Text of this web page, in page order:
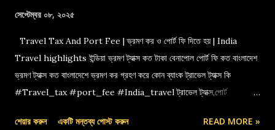
সেপ্টেম্বর ০৮, ২০২৫
Travel Tax And Port Fee | ভ্রমণ কর ও পোর্ট ফি দিতে হয় | India
Travel highlights ইন্ডিয়া ভ্রমণ ট্যাক্স কত টাকা বেনাপোল পোর্ট ফি কত বাংলাদেশ
ভ্রমণ ট্যাক্স কত বাংলাদেশে ভ্রমণ কর গ্রহণ করে কোন ব্যাংক ট্রাভেল ট্যাক্স কি
#Travel_tax #port_fee #India_travel ট্রাভেল ট্যাক্স,পোর্ট
শেয়ার করুন একটি মন্তব্য পোস্ট করুন READ MORE »